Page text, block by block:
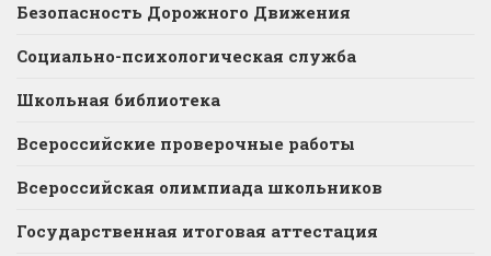
Безопасность Дорожного Движения
Социально-психологическая служба
Школьная библиотека
Всероссийские проверочные работы
Всероссийская олимпиада школьников
Государственная итоговая аттестация